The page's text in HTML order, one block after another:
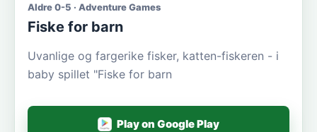
Aldre 0-5 · Adventure Games
Fiske for barn
Uvanlige og fargerike fisker, katten-fiskeren - i
baby spillet "Fiske for barn
Play on Google Play